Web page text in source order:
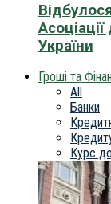
України
Гроші та
All
Банки
Курс